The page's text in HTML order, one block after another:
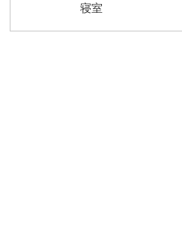
寝室